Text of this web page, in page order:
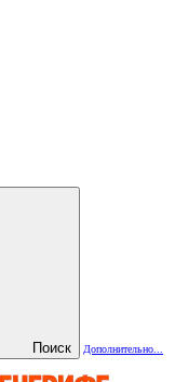
Поиск Дополнительно...